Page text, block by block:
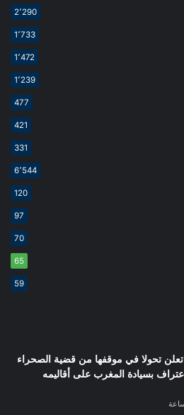
2٬290
1٬733
1٬472
1٬239
477
421
331
6٬544
120
97
70
65
59
تعلن تحولا في موقفها من قضية الصحراء
بسيادة المغرب على أقاليمه